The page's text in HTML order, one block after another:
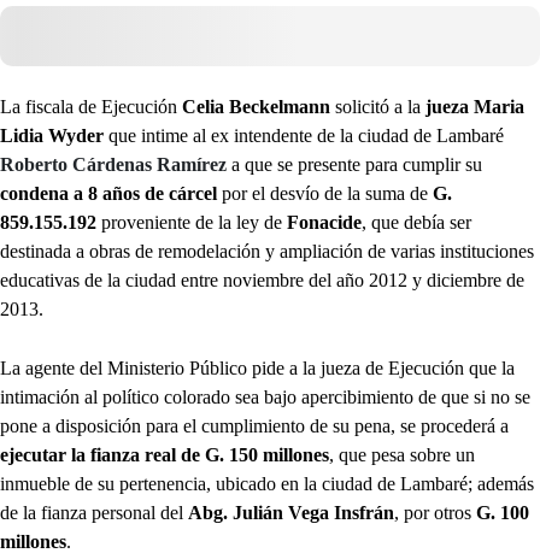
La fiscala de Ejecución Celia Beckelmann solicitó a la jueza Maria
Lidia Wyder que intime al ex intendente de la ciudad de Lambaré
Roberto Cárdenas Ramírez a que se presente para cumplir su
condena a 8 años de cárcel por el desvío de la suma de G.
859.155.192 proveniente de la ley de Fonacide, que debía ser
destinada a obras de remodelación y ampliación de varias instituciones
educativas de la ciudad entre noviembre del año 2012 y diciembre de
2013.
La agente del Ministerio Público pide a la jueza de Ejecución que la
intimación al político colorado sea bajo apercibimiento de que si no se
pone a disposición para el cumplimiento de su pena, se procederá a
ejecutar la fianza real de G. 150 millones, que pesa sobre un
inmueble de su pertenencia, ubicado en la ciudad de Lambaré; además
de la fianza personal del Abg. Julián Vega Insfrán, por otros G. 100
millones.